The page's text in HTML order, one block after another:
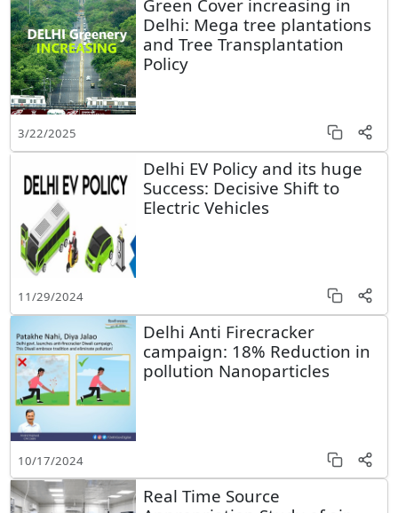
Green Cover increasing in
Delhi: Mega tree plantations
and Tree Transplantation
Policy
3/22/2025
Delhi EV Policy and its huge
Success: Decisive Shift to
Electric Vehicles
11/29/2024
Delhi Anti Firecracker
campaign: 18% Reduction in
pollution Nanoparticles
10/17/2024
Real Time Source